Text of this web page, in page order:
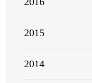
2015
2014